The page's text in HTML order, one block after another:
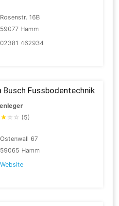
Rosenstr. 16B
59077 Hamm
02381 462934
Busch Fussbodentechnik
★ ☆ ☆ (5)
Ostenwall 67
59065 Hamm
Website